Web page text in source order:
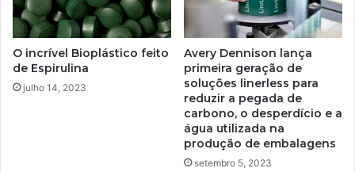
O incrível Bioplástico feito
de Espirulina
julho 14, 2023
Avery Dennison lança
primeira geração de
soluções linerless para
reduzir a pegada de
carbono, o desperdício e a
água utilizada na
produção de embalagens
setembro 5, 2023